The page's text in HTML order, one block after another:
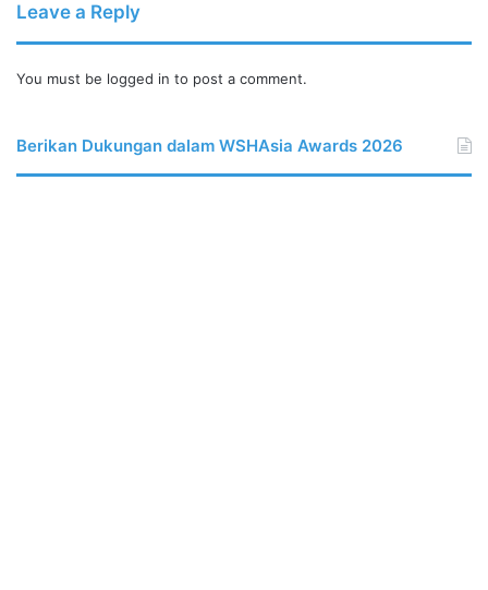
Leave a Reply
You must be logged in to post a comment.
Berikan Dukungan dalam WSHAsia Awards 2026